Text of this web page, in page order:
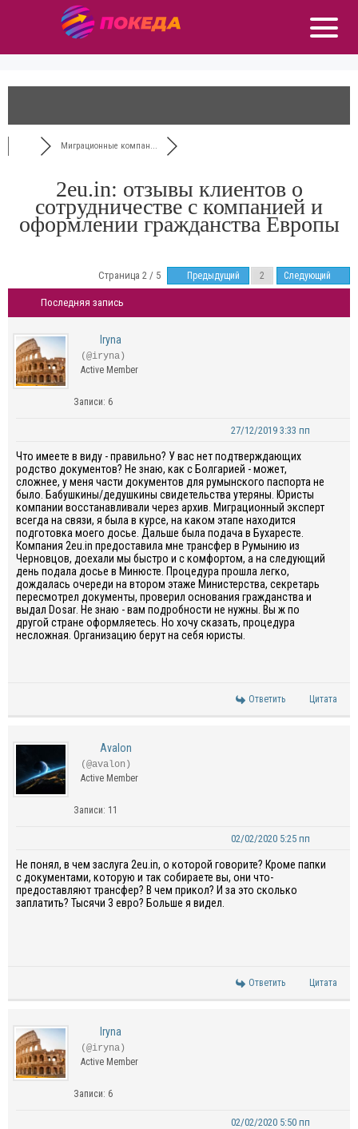
Миграционные компан...
2eu.in: отзывы клиентов о
сотрудничестве с компанией и
оформлении гражданства Европы
Страница 2 / 5 Предыдущий Следующий
Последняя запись
Iryna
(@iryna)
Active Member
Записи: 6
27/12/2019 3:33 пп
Что имеете в виду - правильно? У вас нет подтверждающих
родство документов? Не знаю, как с Болгарией - может,
сложнее, уменя части документов для румынского паспорта не
было. Бабушкины/дедушкины свидетельства утеряны. Юристы
компании восстанавливали через архив. Миграционный эксперт
всегда на связи, я была в курсе, на каком этапе находится
подготовка моего досье. Дальше была подача в Бухаресте.
Компания 2eu. in предоставила мне трансфер в Румынию из
Черновцов, доехали мы быстро и с комфортом, а на следующий
день подала досье в Минюсте. Процедура прошла легко,
дождалась очереди на втором этаже Министерства, секретарь
пересмотрел документы, проверил основания гражданства и
выдал Dosar Не знаю - вам подробности не нужны. Вы ж по
другой стране оформляетесь. Но хочу сказать, процедура
несложная. Организацию берут на себя юристы.
Ответить Цитата
Avalon
(@avalon)
Active Member
Записи: 11
02/02/2020 5:25 пп
Не понял, в чем заслуга 2eu.in, о которой говорите? Кроме папки
с документами, которую и так собираете вы, они что-
предоставляют трансфер? В чем прикол? И за это сколько
заплатить? Тысячи 3 евро? Больше я видел.
Ответить Цитата
Iryna
(@iryna)
Active Member
Записи: 6
02/02/2020 5:50 пп